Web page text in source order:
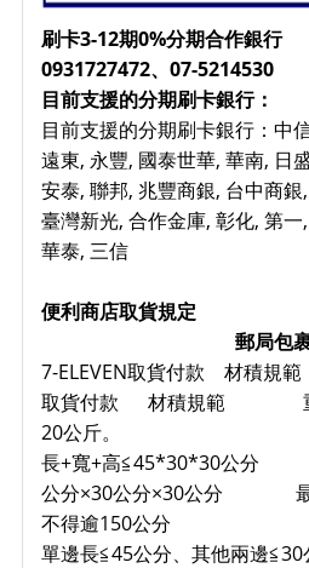
刷卡3-12期0%分期合作
0931727472、07-5214530
目前支援的分期刷卡銀行：
目前支援的分期刷卡銀行：中
遠東, 永豐, 國泰世華, 華南, 日
安泰, 聯邦, 兆豐商銀, 台中商
臺灣新光, 合作金庫, 彰化, 第
華泰, 三信
便利商店
郵局包裹規
7-ELEVEN取貨付款 材積
取貨付款 材積規範 重量
20公斤。
長+寬+高≦45*30*30公
公分×30公分×30公分 最
不得逾150公分
單邊長≦45公分、其他兩邊